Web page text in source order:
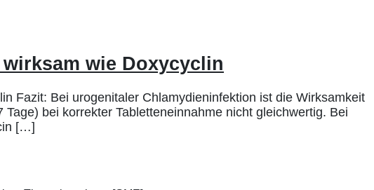
wie Doxycyclin
Fazit: Bei urogenitaler Chlamydieninfektion ist die Wirksamkeit
bei korrekter Tabletteneinnahme nicht gleichwertig. Bei
[…]